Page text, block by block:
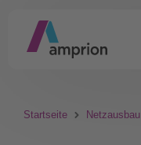
Startseite Netzausbau